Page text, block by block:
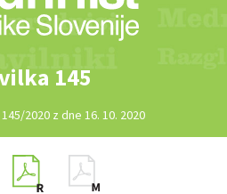
145
2020 z dne 16. 10. 2020